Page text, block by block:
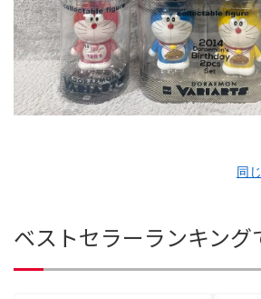
同
ベストセラーランキング